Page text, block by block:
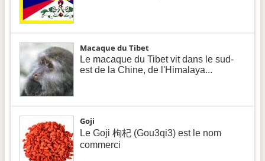
Macaque du Tibet
Le macaque du Tibet vit dans le sud-
est de la Chine, de l'Himalaya...
Goji
Le Goji 枸杞 (Gou3qi3) est le nom
commerci